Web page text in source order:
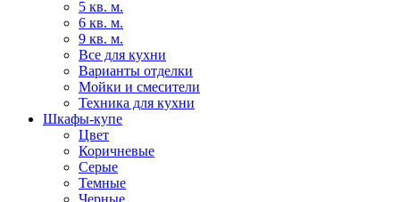
5 кв. м.
6 кв. м.
9 кв. м.
Все для кухни
Варианты отделки
Мойки и смесители
Техника для кухни
Шкафы-купе
Цвет
Коричневые
Серые
Темные
Черные